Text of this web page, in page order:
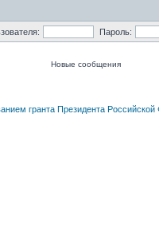
Пароль:
Новые сообщения